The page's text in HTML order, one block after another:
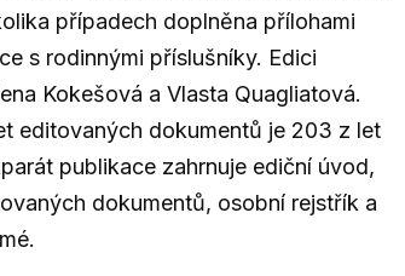
případech doplněna přílohami
s rodinnými příslušníky. Edici
Kokešová a Vlasta Quagliatová.
editovaných dokumentů je 203 z let
publikace zahrnuje ediční úvod,
dokumentů, osobní rejstřík a